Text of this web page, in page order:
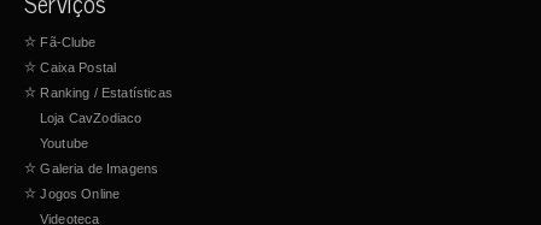
☆ Fã-Clube
☆ Caixa Postal
☆ Ranking / Estatísticas
Loja CavZodiaco
Youtube
☆ Galeria de Imagens
☆ Jogos Online
Videoteca